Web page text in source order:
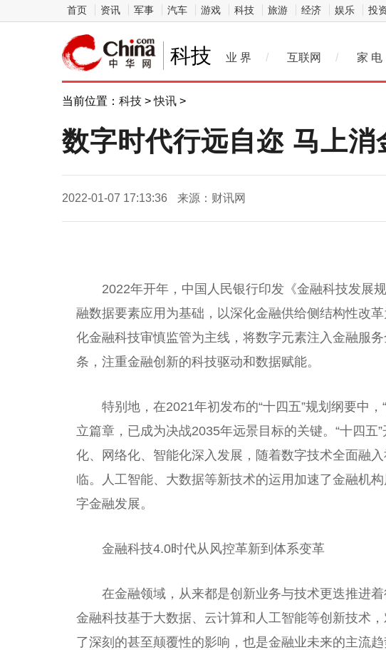
首页 资讯 军事 汽车 游戏 科技 旅游 经济 娱乐 投
科技 业 界 / 互联网 / 家 电
当前位置： 科技 >快讯 >
数字时代行远自迩 马上
2022-01-07 17:13:36 来源：财讯网
2022年开年， 中国人民银行印发《金融科技发展
融数据要素应用为基础，以深化金融供给侧结构性改
化金融科技审慎监管为主线，将数字元素注入金融服
条，注重金融创新的科技驱动和数据赋能。
特别地，在2021年初发布的“十四五”规划纲要中
立篇章，已成为决战2035年远景目标的关键。“十四五
化、网络化、智能化深入发展，随着数字技术全面融
临。人工智能、大数据等新技术的运用加速了金融机
字金融发展。
金融科技4.0时代从风控革新到体系变革
在金融领域，从来都是创新业务与技术更迭推进
金融科技基于大数据、云计算和人工智能等创新技术
了深刻的甚至颠覆性的影响，也是金融业未来的主流